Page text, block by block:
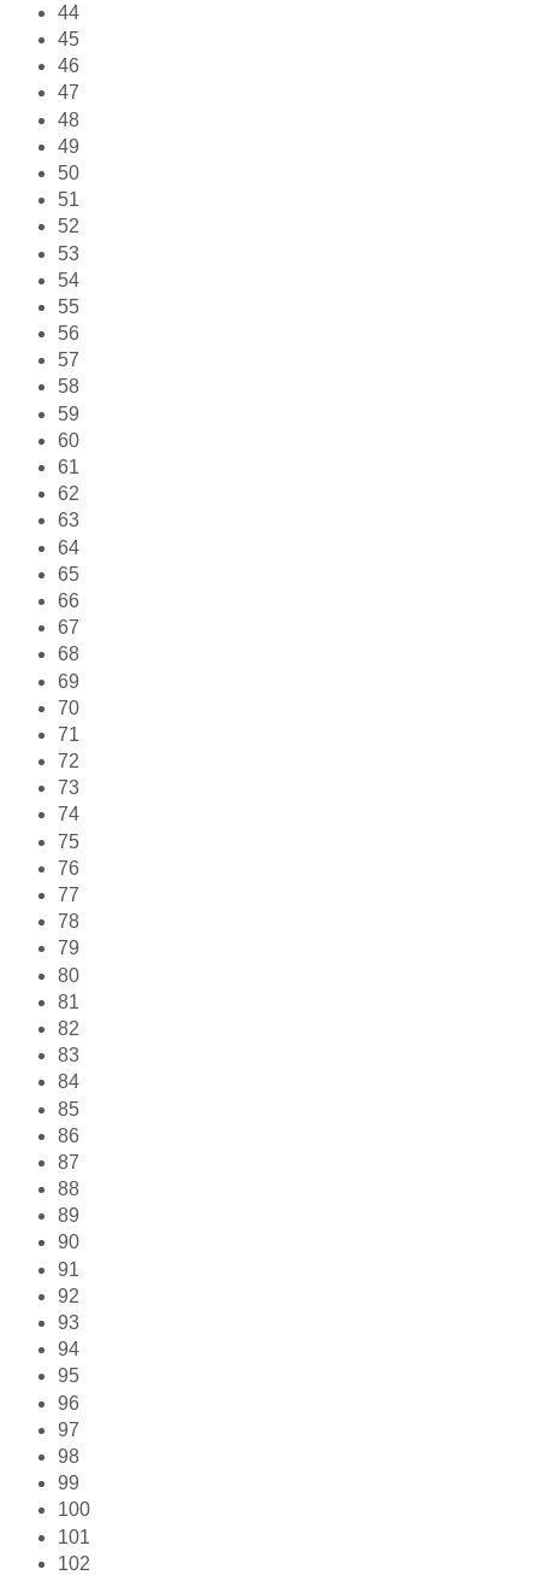
44
45
46
47
48
49
50
51
52
53
54
55
56
57
58
59
60
61
62
63
64
65
66
67
68
69
70
71
72
73
74
75
76
77
78
79
80
81
82
83
84
85
86
87
88
89
90
91
92
93
94
95
96
97
98
99
100
101
102